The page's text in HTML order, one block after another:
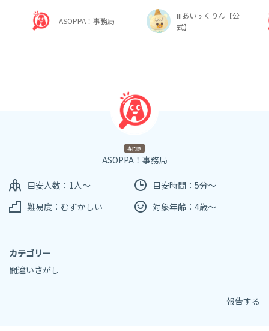
ASOPPA！事務局
iiiあいすくりん【公
式】
専門家
ASOPPA！事務局
目安人数：1人～
目安時間：5分～
難易度：むずかしい
対象年齢：4歳～
カテゴリー
間違いさがし
報告する